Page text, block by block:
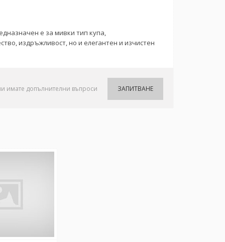
е за мивки тип купа,
издръжливост, но и елегантен и изчистен
ЗАПИТВАНЕ
имате допълнителни въпроси